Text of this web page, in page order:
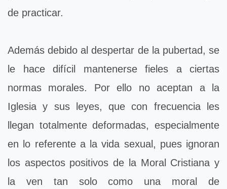
de practicar.
Además debido al despertar de la pubertad, se
le hace difícil mantenerse fieles a ciertas
normas morales. Por ello no aceptan a la
Iglesia y sus leyes, que con frecuencia les
llegan totalmente deformadas, especialmente
en lo referente a la vida sexual, pues ignoran
los aspectos positivos de la Moral Cristiana y
la ven tan solo como una moral de